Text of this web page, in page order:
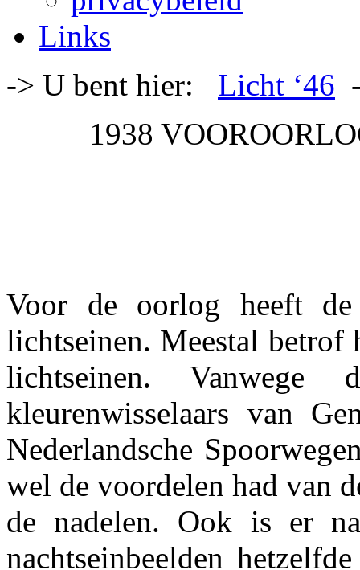
Links
-> U bent hier: Licht ‘46
1938
Voor de oorlog heeft de
lichtseinen. Meestal betrof
lichtseinen. Vanwege
kleurenwisselaars van
Nederlandsche
wel de voordelen had van
de nadelen. Ook is er
nachtseinbeelden